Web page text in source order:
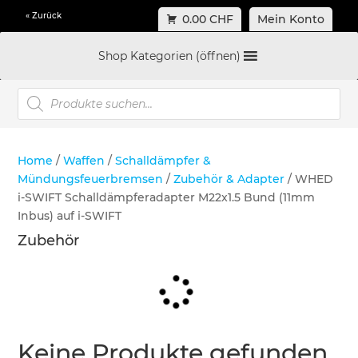
« Zurück 0.00 CHF Mein Konto
Shop Kategorien (öffnen)
Products
search
Home /Waffen /Schalldämpfer &
Mündungsfeuerbremsen /Zubehör & Adapter / WHED
i-SWIFT Schalldämpferadapter M22x1.5 Bund (11mm
Inbus) auf i-SWIFT
Zubehör